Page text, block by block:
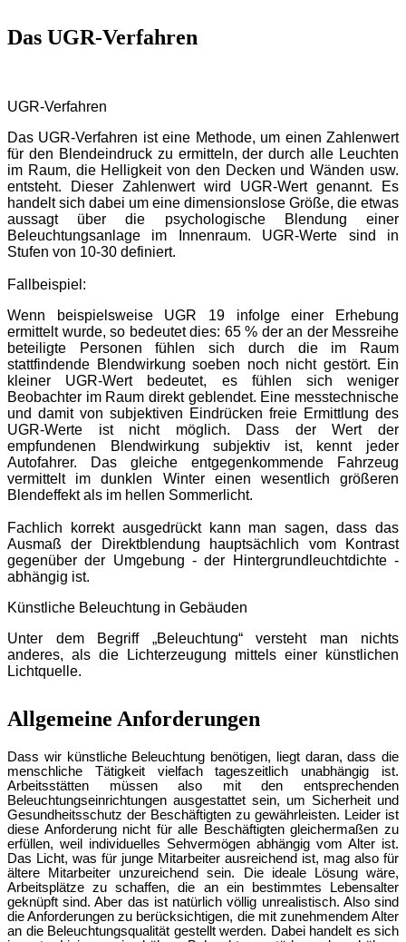
Das UGR-Verfahren
UGR-Verfahren
Das UGR-Verfahren ist eine Methode, um einen Zahlenwert
für den Blendeindruck zu ermitteln, der durch alle Leuchten
im Raum, die Helligkeit von den Decken und Wänden usw.
entsteht. Dieser Zahlenwert wird UGR-Wert genannt. Es
handelt sich dabei um eine dimensionslose Größe, die etwas
aussagt über die psychologische Blendung einer
Beleuchtungsanlage im Innenraum. UGR-Werte sind in
Stufen von 10-30 definiert.
Fallbeispiel:
Wenn beispielsweise UGR 19 infolge einer Erhebung
ermittelt wurde, so bedeutet dies: 65 % der an der Messreihe
beteiligte Personen fühlen sich durch die im Raum
stattfindende Blendwirkung soeben noch nicht gestört. Ein
kleiner UGR-Wert bedeutet, es fühlen sich weniger
Beobachter im Raum direkt geblendet. Eine messtechnische
und damit von subjektiven Eindrücken freie Ermittlung des
UGR-Werte ist nicht möglich. Dass der Wert der
empfundenen Blendwirkung subjektiv ist, kennt jeder
Autofahrer. Das gleiche entgegenkommende Fahrzeug
vermittelt im dunklen Winter einen wesentlich größeren
Blendeffekt als im hellen Sommerlicht.
Fachlich korrekt ausgedrückt kann man sagen, dass das
Ausmaß der Direktblendung hauptsächlich vom Kontrast
gegenüber der Umgebung - der Hintergrundleuchtdichte -
abhängig ist.
Künstliche Beleuchtung in Gebäuden
Unter dem Begriff „Beleuchtung“ versteht man nichts
anderes, als die Lichterzeugung mittels einer künstlichen
Lichtquelle.
Allgemeine Anforderungen
Dass wir künstliche Beleuchtung benötigen, liegt daran, dass die
menschliche Tätigkeit vielfach tageszeitlich unabhängig ist.
Arbeitsstätten müssen also mit den entsprechenden
Beleuchtungseinrichtungen ausgestattet sein, um Sicherheit und
Gesundheitsschutz der Beschäftigten zu gewährleisten. Leider ist
diese Anforderung nicht für alle Beschäftigten gleichermaßen zu
erfüllen, weil individuelles Sehvermögen abhängig vom Alter ist.
Das Licht, was für junge Mitarbeiter ausreichend ist, mag also für
ältere Mitarbeiter unzureichend sein. Die ideale Lösung wäre,
Arbeitsplätze zu schaffen, die an ein bestimmtes Lebensalter
geknüpft sind. Aber das ist natürlich vö llig unrealistisch. Also sind
die Anforderungen zu berücksichtigen, die mit zunehmendem Alter
an die Beleuchtungsqualität gestellt werden. Dabei handelt es sich